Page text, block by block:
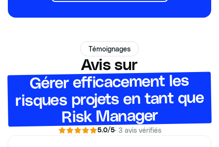
Témoignages
Avis sur
Gérer efficacement les
risques projets en tant que
Risk Manager
5.0/5· 3 avis vérifiés